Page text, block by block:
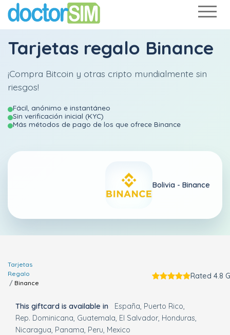
Tarjetas regalo Binance
¡Compra Bitcoin y otras cripto mundialmente sin
riesgos!
Fácil, anónimo e instantáneo
Sin verificación inicial (KYC)
Más métodos de pago de los que ofrece Binance
Bolivia - Binance
Tarjetas
Regalo
Binance
Rated 4.8
This giftcard is available in España Puerto Rico
Rep. Dominicana Guatemala El Salvador Honduras
Nicaragua Panama Peru Mexico